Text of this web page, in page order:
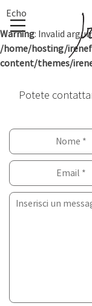
Skip
content
Echo
Warning: Invalid
/home/hosting/
content/themes/
Potete